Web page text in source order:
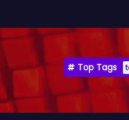
Top Tags